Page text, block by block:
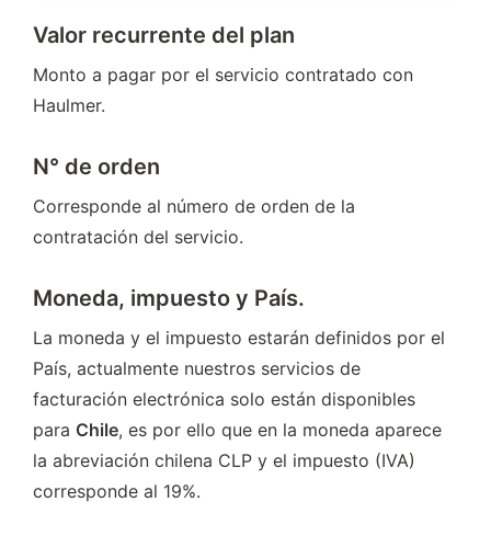
Valor recurrente del plan
Monto a pagar por el servicio contratado con
Haulmer.
N° de orden
Corresponde al número de orden de la
contratación del servicio.
Moneda, impuesto y País.
La moneda y el impuesto estarán definidos por el
País, actualmente nuestros servicios de
facturación electrónica solo están disponibles
para Chile, es por ello que en la moneda aparece
la abreviación chilena CLP y el impuesto (IVA)
corresponde al 19%.